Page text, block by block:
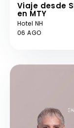
Viaje desde
en MTY
Hotel NH
06 AGO